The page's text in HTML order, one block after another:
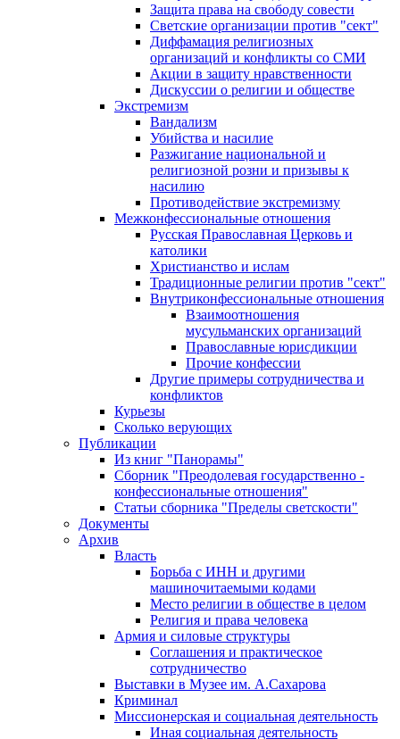
Защита права на свободу совести
Светские организации против "сект"
Диффамация религиозных
организаций и конфликты со СМИ
Акции в защиту нравственности
Дискуссии о религии и обществе
Экстремизм
Вандализм
Убийства и насилие
Разжигание национальной и
религиозной розни и призывы к
насилию
Противодействие экстремизму
Межконфессиональные отношения
Русская Православная Церковь и
католики
Христианство и ислам
Традиционные религии против "сект"
Внутриконфессиональные отношения
Взаимоотношения
мусульманских организаций
Православные юрисдикции
Прочие конфессии
Другие примеры сотрудничества и
конфликтов
Курьезы
Сколько верующих
Публикации
Из книг "Панорамы"
Сборник "Преодолевая государственно -
конфессиональные отношения"
Статьи сборника "Пределы светскости"
Документы
Архив
Власть
Борьба с ИНН и другими
машиночитаемыми кодами
Место религии в обществе в целом
Религия и права человека
Армия и силовые структуры
Соглашения и практическое
сотрудничество
Выставки в Музее им. А.Сахарова
Криминал
Миссионерская и социальная деятельность
Иная социальная деятельность